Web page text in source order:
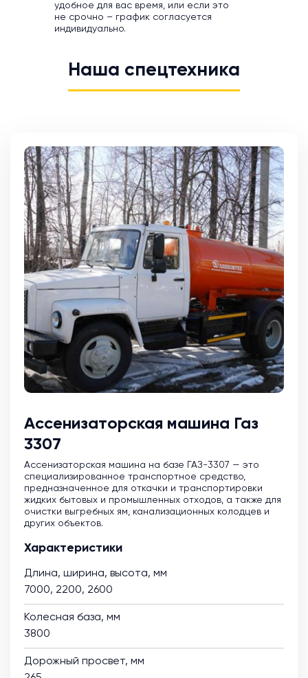
удобное для вас время, или если это
не срочно – график согласуется
индивидуально.
Наша спецтехника
Ассенизаторская машина Газ
3307
Ассенизаторская машина на базе ГАЗ-3307 — это
специализированное транспортное средство,
предназначенное для откачки и транспортировки
жидких бытовых и промышленных отходов, а также для
очистки выгребных ям, канализационных колодцев и
других объектов.
Характеристики
Длина, ширина, высота, мм
7000, 2200, 2600
Колесная база, мм
3800
Дорожный просвет, мм